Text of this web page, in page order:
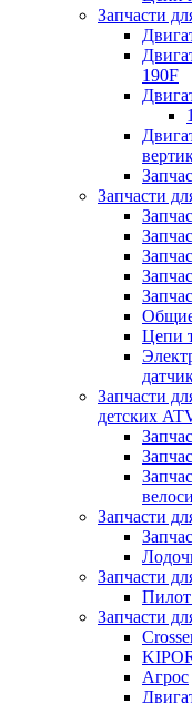
Запчасти
190F
Запчасти
Общие
Цепи
Запчасти
детских
Запчасти
Запчасти
Запчасти
Агрос